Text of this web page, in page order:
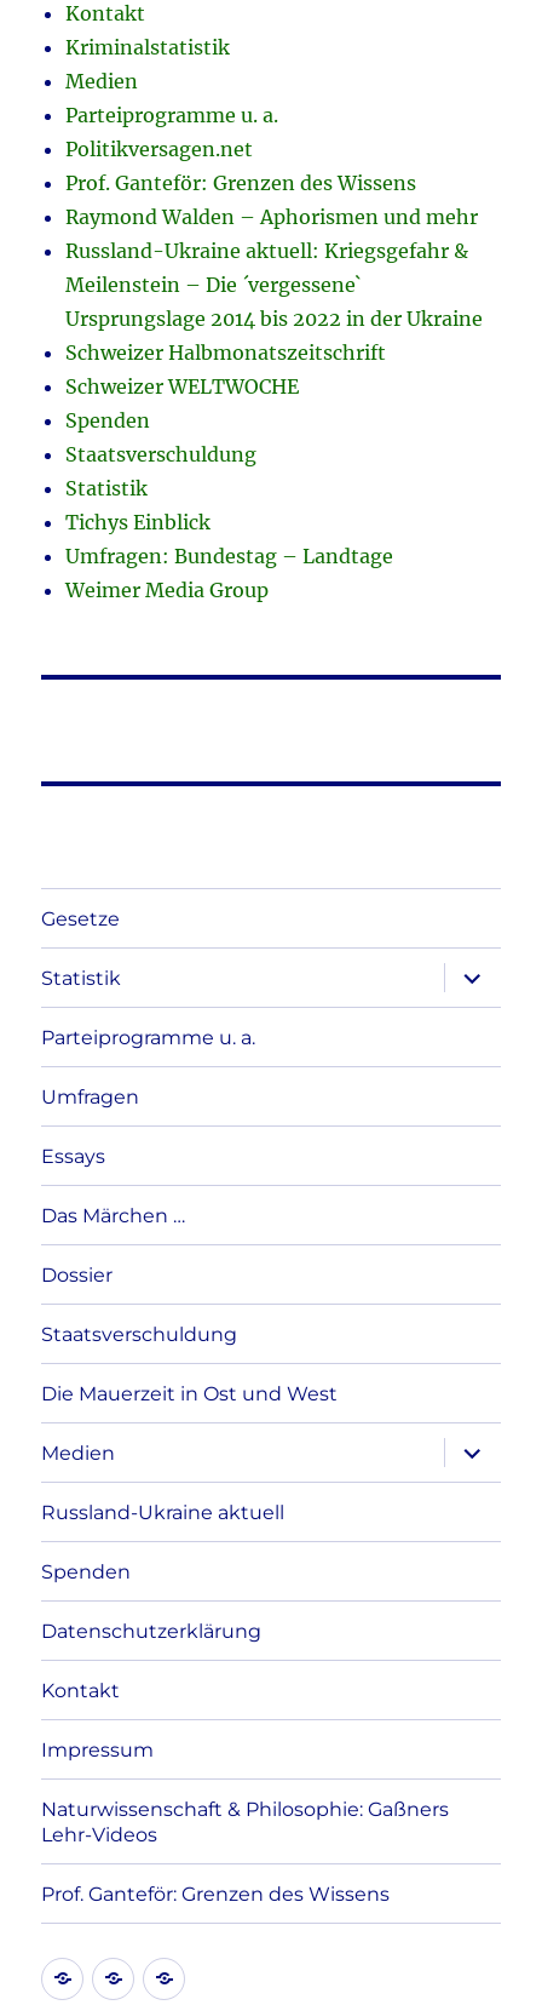
Kontakt
Kriminalstatistik
Medien
Parteiprogramme u. a.
Politikversagen.net
Prof. Ganteför: Grenzen des Wissens
Raymond Walden – Aphorismen und mehr
Russland-Ukraine aktuell: Kriegsgefahr &
Meilenstein – Die ´vergessene`
Ursprungslage 2014 bis 2022 in der Ukraine
Schweizer Halbmonatszeitschrift
Schweizer WELTWOCHE
Spenden
Staatsverschuldung
Statistik
Tichys Einblick
Umfragen: Bundestag – Landtage
Weimer Media Group
Gesetze
Statistik
anzeigen
Parteiprogramme u. a.
Umfragen
Essays
Das Märchen …
Dossier
Staatsverschuldung
Die Mauerzeit in Ost und West
Medien
anzeigen
Russland-Ukraine aktuell
Spenden
Datenschutzerklärung
Kontakt
Impressum
Naturwissenschaft & Philosophie: Gaßners
Lehr-Videos
Prof. Ganteför: Grenzen des Wissens
KontaktDatenschutzerklärung
Impressum